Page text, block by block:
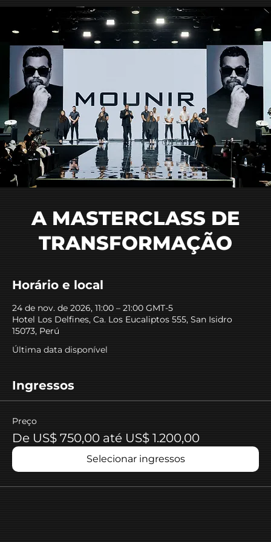
A MASTERCLASS DE
TRANSFORMAÇÃO
Horário e local
24 de nov. de 2026, 11:00 – 21:00 GMT-5
Hotel Los Delfines, Ca. Los Eucaliptos 555, San Isidro
15073, Perú
Última data disponível
Ingressos
Preço
De US$ 750,00 até US$ 1.200,00
Selecionar ingressos